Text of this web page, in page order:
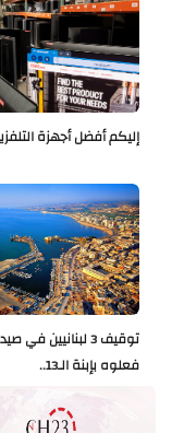
إليكم أفضل أجهزة
توقيف 3 لبنانيين في
فعلوه بإبنة الـ13..